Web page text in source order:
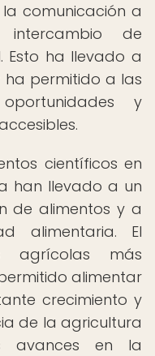
comunicación a
de
Esto ha llevado a
permitido a las
y
científicos en
han llevado a un
de alimentos y a
alimentaria. El
agrícolas más
alimentar
crecimiento y
de la agricultura
avances en la